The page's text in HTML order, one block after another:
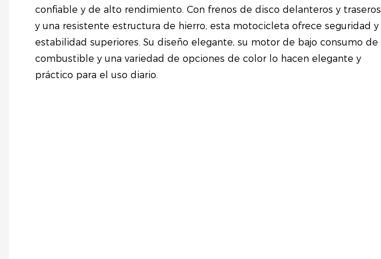
confiable y de alto rendimiento. Con frenos de disco delanteros y traseros
y una resistente estructura de hierro, esta motocicleta ofrece seguridad y
estabilidad superiores. Su diseño elegante, su motor de bajo consumo de
combustible y una variedad de opciones de color lo hacen elegante y
práctico para el uso diario.